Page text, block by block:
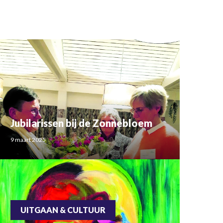
Jubilarissen bij de Zonnebloem
9 maart 2025
UITGAAN & CULTUUR